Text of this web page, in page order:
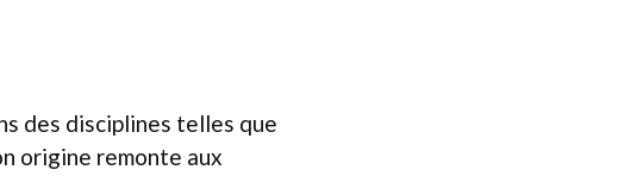
des disciplines telles que
origine remonte aux